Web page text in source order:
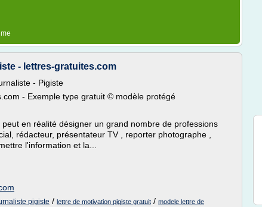
- lettres-gratuites.com
- Pigiste
- Exemple type gratuit © modèle protégé
en réalité désigner un grand nombre de professions
rédacteur, présentateur TV , reporter photographe ,
l'information et la...
pigiste / lettre de motivation pigiste gratuit / modele lettre de